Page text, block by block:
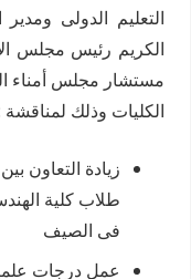
التعليم الدولى
الكريم رئيس مجلس
مستشار مجلس أمناء
الكليات وذلك لمناقشة
زيادة التعاون
طلاب كلية
فى الصيف
عمل درجات